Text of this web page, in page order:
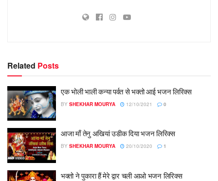
Related Posts
एक भोली भाली कन्या पर्वत से भक्तो आई भजन लिरिक्स
BY SHEKHAR MOURYA 12/10/2021 0
आजा माँ तेनु अखियां उडीक दिया भजन लिरिक्स
BY SHEKHAR MOURYA 20/10/2020 1
भक्तो ने पुकारा हैं मेरे द्वार चली आओ भजन लिरिक्स